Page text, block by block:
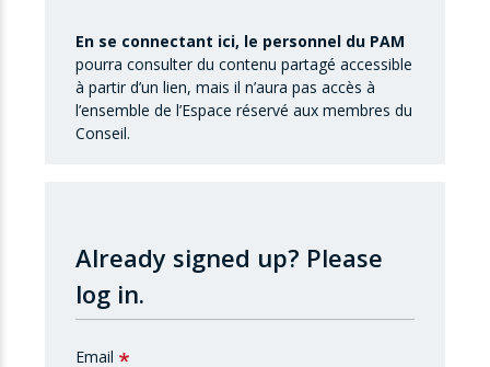
En se connectant ici, le personnel du PAM
pourra consulter du contenu partagé accessible
à partir d’un lien, mais il n’aura pas accès à
l’ensemble de l’Espace réservé aux membres du
Conseil.
Already signed up? Please
log in.
Email